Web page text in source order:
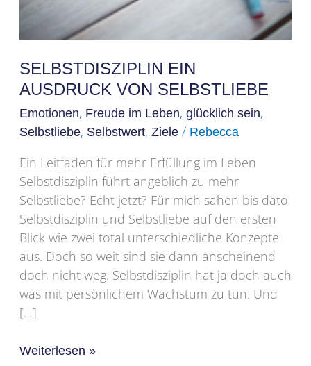
SELBSTDISZIPLIN EIN
AUSDRUCK VON SELBSTLIEBE
Emotionen, Freude im Leben, glücklich sein,
Selbstliebe, Selbstwert, Ziele/ Rebecca
Ein Leitfaden für mehr Erfüllung im Leben
Selbstdisziplin führt angeblich zu mehr
Selbstliebe? Echt jetzt? Für mich sahen bis dato
Selbstdisziplin und Selbstliebe auf den ersten
Blick wie zwei total unterschiedliche Konzepte
aus. Doch so weit sind sie dann anscheinend
doch nicht weg. Selbstdisziplin hat ja doch auch
was mit persönlichem Wachstum zu tun. Und
[…]
Weiterlesen »